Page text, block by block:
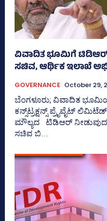
ವಿವಾದಿತ ಭೂಮಿಗೆ
ಸಚಿವ, ಆರ್ಥಿಕ ಇಲಾಖೆ
GOVERNANCE October 29,
ಬೆಂಗಳೂರು; ವಿವಾದಿತ
ಕನ್ಸ್‌ಟ್ರಕ್ಷನ್ಸ್‌ ಪ್ರೈವೈಟ್‌
ಮೌಲ್ಯದ ಟಿಡಿಆರ್‌
ಸಚಿವ ಬಿ...